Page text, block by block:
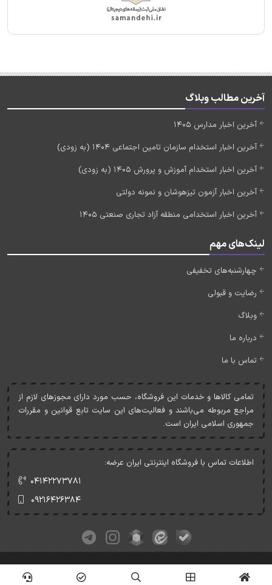
آخرین مطالب وبلاگ
آخرین اخبار مدارس 1405
آخرین اخبار استخدام سازمان تامین اجتماعی 1404 (به زودی)
آخرین اخبار استخدام آموزش و پرورش 1405 (به زودی)
آخرین اخبار آزمون تیزهوشان و نمونه دولتی
آخرین اخبار استخدامی منطقه آزاد تجاری صنعتی 1405
لینک‌های مهم
چهارشنبه‌های تخفیفی
رضایت و قبولی
وبلاگ
درباره ما
تماس با ما
تمامی کالاها و خدمات اين فروشگاه، حسب مورد دارای مجوزهای لازم از
مراجع مربوطه می‌باشند و فعاليت‌های اين سايت تابع قوانين و مقررات
جمهوری اسلامی ايران است.
اطلاعات تماس با فروشگاه اینترنتی ایران عرضه:
۰۴۱۴۲۲۷۳۷۸۱
۰۹۲۱۶۴۲۶۳۸۴
کلیه حقوق این وبسایت متعلق به ایران عرضه می‌باشد.